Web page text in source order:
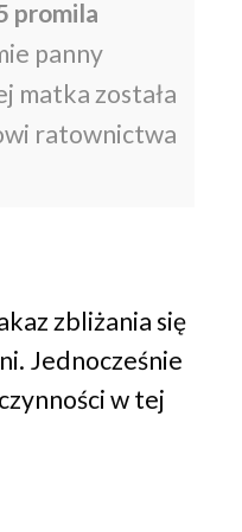
promila
panny
matka została
ratownictwa
zbliżania się
Jednocześnie
w tej